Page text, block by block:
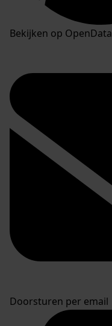
Bekijken op OpenData
Doorsturen per email